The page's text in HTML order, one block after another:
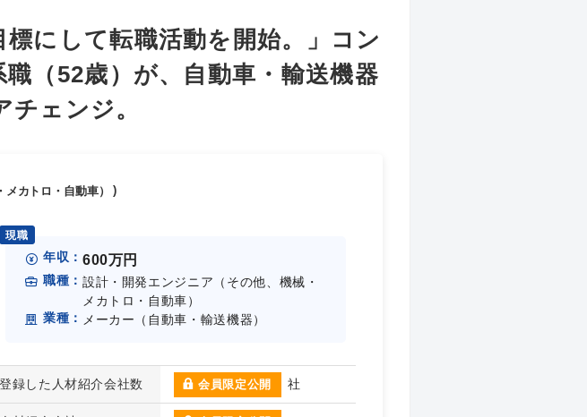
にして転職活動を開始。」コン
（52歳）が、自動車・輸送機器
ェンジ。
メカトロ・自動車）
現職
年収： 600万円
職種： 設計・開発エンジニア（その他、機械・
メカトロ・自動車）
業種：
メーカー（自動車・輸送機器）
登録した人材紹介会社数 会員限定公開 社